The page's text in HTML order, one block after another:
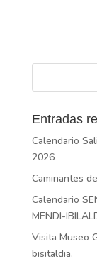
Entradas
Calendario
2026
Caminantes
Calendario
MENDI-
Visita Museo
bisitaldia.